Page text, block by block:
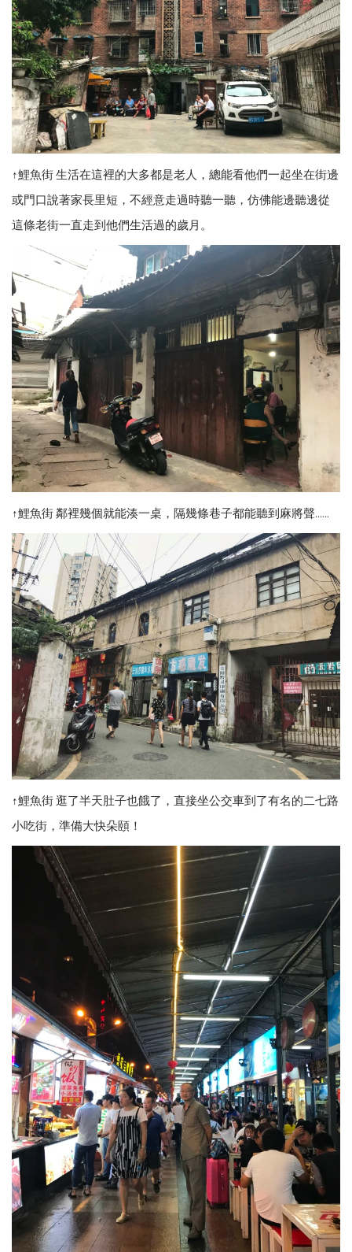
↑鯉魚街 生活在這裡的大多都是老人，總能看他們一起坐在街邊
或門口說著家長里短，不經意走過時聽一聽，仿佛能邊聽邊從
這條老街一直走到他們生活過的歲月。
↑鯉魚街 鄰裡幾個就能湊一桌，隔幾條巷子都能聽到麻將聲......
↑鯉魚街 逛了半天肚子也餓了，直接坐公交車到了有名的二七路
小吃街，準備大快朵頤！